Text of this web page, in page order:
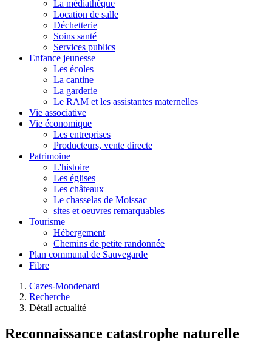
La médiathèque
Location de salle
Déchetterie
Soins santé
Services publics
Enfance jeunesse
Les écoles
La cantine
La garderie
Le RAM et les assistantes maternelles
Vie associative
Vie économique
Les entreprises
Producteurs, vente directe
Patrimoine
L'histoire
Les églises
Les châteaux
Le chasselas de Moissac
sites et oeuvres remarquables
Tourisme
Hébergement
Chemins de petite randonnée
Plan communal de Sauvegarde
Fibre
Cazes-Mondenard
Recherche
Détail actualité
Reconnaissance catastrophe naturelle